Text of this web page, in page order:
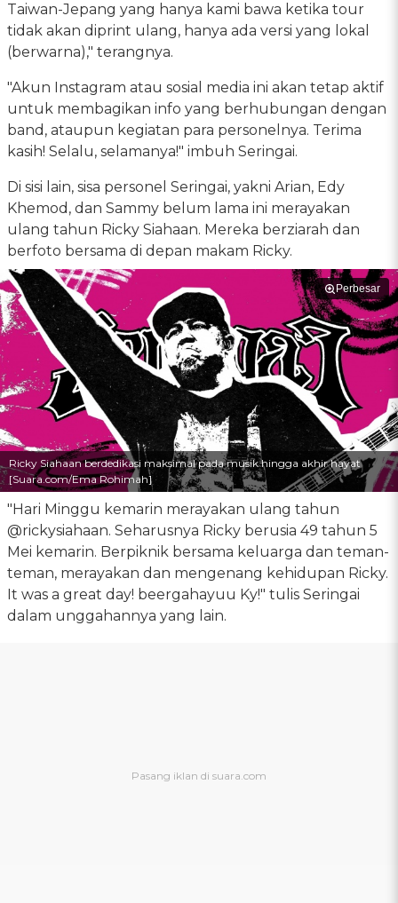
Taiwan-Jepang yang hanya kami bawa ketika tour
tidak akan diprint ulang, hanya ada versi yang lokal
(berwarna)," terangnya.
"Akun Instagram atau sosial media ini akan tetap aktif
untuk membagikan info yang berhubungan dengan
band, ataupun kegiatan para personelnya. Terima
kasih! Selalu, selamanya!" imbuh Seringai.
Di sisi lain, sisa personel Seringai, yakni Arian, Edy
Khemod, dan Sammy belum lama ini merayakan
ulang tahun Ricky Siahaan. Mereka berziarah dan
berfoto bersama di depan makam Ricky.
Perbesar
Ricky Siahaan berdedikasi maksimal pada musik hingga akhir hayat
[Suara.com/Ema Rohimah]
"Hari Minggu kemarin merayakan ulang tahun
@rickysiahaan. Seharusnya Ricky berusia 49 tahun 5
Mei kemarin. Berpiknik bersama keluarga dan teman-
teman, merayakan dan mengenang kehidupan Ricky.
It was a great day! beergahayuu Ky!" tulis Seringai
dalam unggahannya yang lain.